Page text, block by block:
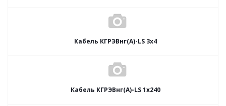
Кабель КГРЭВнг(А)-LS 3х4
Кабель КГРЭВнг(А)-LS 1х240